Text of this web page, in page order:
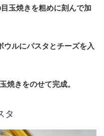
玉焼きを粗めに刻んで加
ウルにパスタとチーズを入
焼きをのせて完成。
タ